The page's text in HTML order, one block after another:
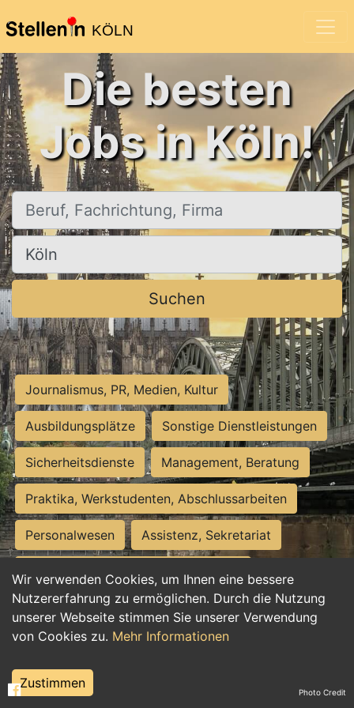
KÖLN
Wir verwenden Cookies, um Ihnen eine bessere
Nutzererfahrung zu ermöglichen. Durch die Nutzung
unserer Webseite stimmen Sie unserer Verwendung
von Cookies zu. Mehr Informationen
Zustimmen
Die besten
Jobs in Köln!
Beruf, Fachrichtung, Firma
Ort, Stadt
Suchen
Journalismus, PR, Medien, Kultur
Ausbildungsplätze Sonstige Dienstleistungen
Sicherheitsdienste Management, Beratung
Praktika, Werkstudenten, Abschlussarbeiten
Personalwesen Assistenz, Sekretariat
Hilfskräfte, Aushilfs- und Nebenjobs
Einkauf, Logistik, Materialwirtschaft
Weiterbildung, Studium, duale Ausbildung
Tourismus
Photo Credit